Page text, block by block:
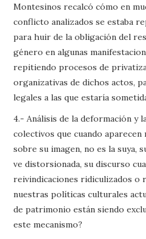
Montesinos recalcó cómo en
conflicto analizados se estaba
para huir de la obligación del
género en algunas
repitiendo procesos de
organizativas de dichos actos,
legales a las que estaría
4.- Análisis de la deformación y
colectivos que cuando
sobre su imagen, no es la suya,
ve distorsionada, su discurso
reivindicaciones ridiculizados o
nuestras políticas culturales
de patrimonio están siendo
este mecanismo?